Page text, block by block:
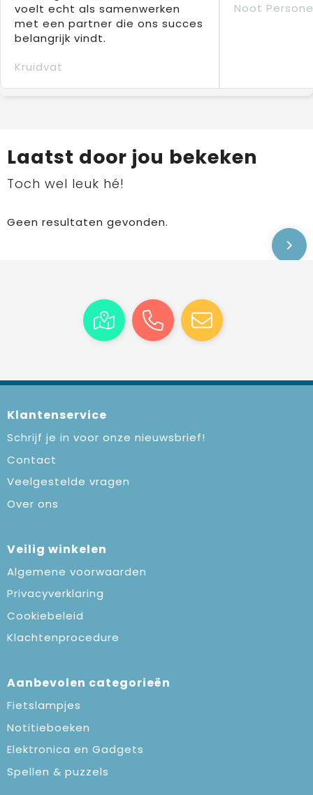
voelt echt als samenwerken
met een partner die ons succes
belangrijk vindt.
Kruidvat
Noot
Laatst door jou bekeken
Toch wel leuk hé!
Geen resultaten gevonden.
Klantenservice
Schrijf je in voor onze nieuwsbrief!
Contact
Veelgestelde vragen
Over ons
Veilig winkelen
Algemene voorwaarden
Privacyverklaring
Cookiebeleid
Klachtenprocedure
Aanbevolen categorieën
Fietslampjes
Notitieboeken
Elektronica en Gadgets
Spellen & puzzels